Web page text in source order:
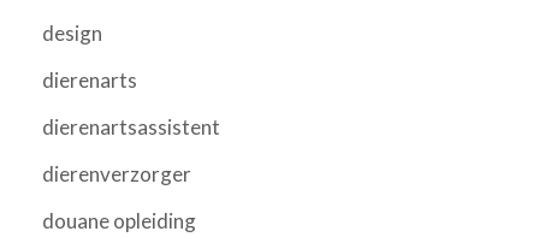
design
dierenarts
dierenartsassistent
dierenverzorger
douane opleiding